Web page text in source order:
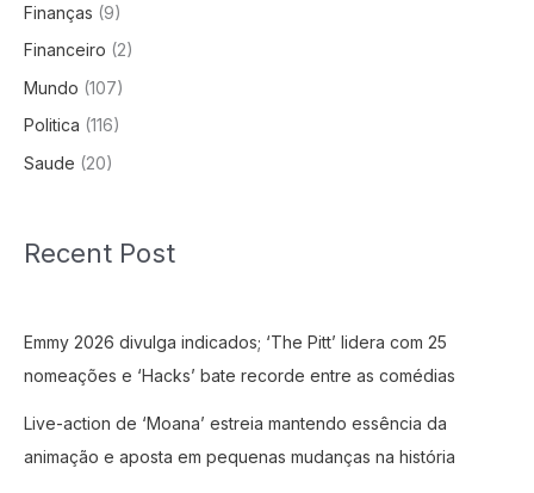
Finanças (9)
Financeiro (2)
Mundo (107)
Politica (116)
Saude (20)
Recent Post
Emmy 2026 divulga indicados; ‘The Pitt’ lidera com 25
nomeações e ‘Hacks’ bate recorde entre as comédias
Live-action de ‘Moana’ estreia mantendo essência da
animação e aposta em pequenas mudanças na história